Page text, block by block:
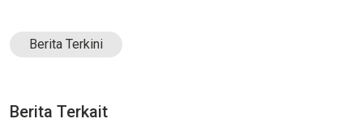
Berita Terkini
Berita Terkait